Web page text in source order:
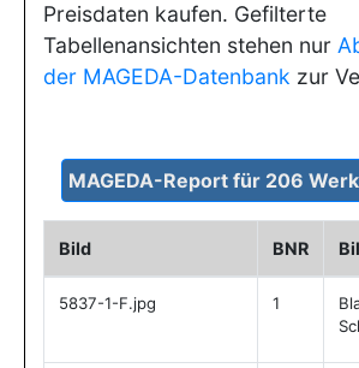
Preisdaten kaufen. Gefilterte
Tabellenansichten stehen nur
der MAGEDA-Datenbank zur
Bild BNR
5837-1-F.jpg 1